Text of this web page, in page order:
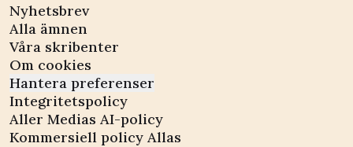
Nyhetsbrev
Alla ämnen
Våra skribenter
Om cookies
Hantera preferenser
Integritetspolicy
Aller Medias AI-policy
Kommersiell policy Allas